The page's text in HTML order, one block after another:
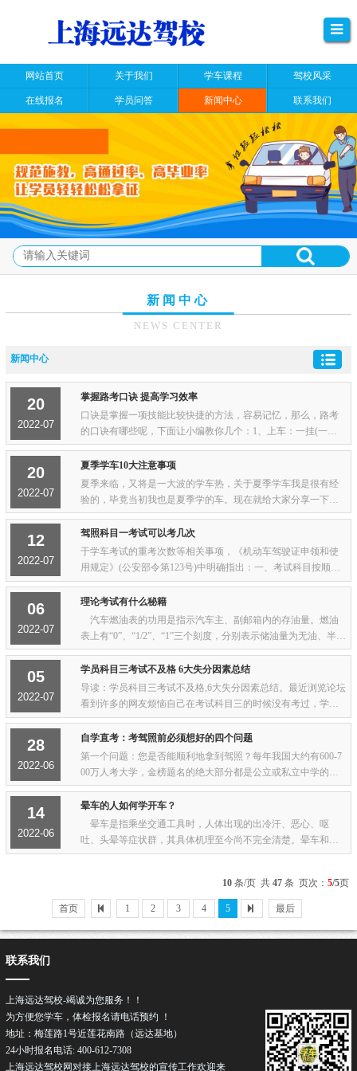
网站首页 关于我们 学车课程 驾校风采
在线报名 学员问答 新闻中心 联系我们
新闻中心
NEWS CENTER
新闻中心
20
2022-07
掌握路考口诀 提高学习效率
口诀是掌握一项技能比较快捷的方法，容易记忆，那么，路考
的口诀有哪些呢，下面让小编教你几个：1、上车：一挂(一档)
二转(向灯)三喇叭，四看(左后视镜)五放(手刹)六行走；2、行
车：一关(转向灯)二看(左右后视镜)；3、...
20
2022-07
夏季学车10大注意事项
夏季来临，又将是一大波的学车热，关于夏季学车我是很有经
验的，毕竟当初我也是夏季学的车。现在就给大家分享一下夏
季学车的注意事项。1、练车过程中如果感觉身体不舒服，千万
不要硬撑，应马上告诉教练，及时到阴凉处...
12
2022-07
驾照科目一考试可以考几次
于学车考试的重考次数等相关事项，《机动车驾驶证申领和使
用规定》(公安部令第123号)中明确指出：一、考试科目按顺
序，考试之前要预约三个科目按顺序分别预约考试，每个科目
预约后可以考试一次、补考一次。不参加补考...
06
2022-07
理论考试有什么秘籍
汽车燃油表的功用是指示汽车主、副邮箱内的存油量。燃油
表上有“0”、“1/2”、“1”三个刻度，分别表示储油量为无油、半箱
油和满箱油。 燃油表是在点火开关接通后才开始工作。有
主、副油箱时，燃油表只能显示一...
05
2022-07
学员科目三考试不及格 6大失分因素总结
导读：学员科目三考试不及格,6大失分因素总结。最近浏览论坛
看到许多的网友烦恼自己在考试科目三的时候没有考过，学员
科目三考试不及格原因有哪些方面呢。今天小编给大家整理了
一下学员科目三考试不及格的失败因素，...
28
2022-06
自学直考：考驾照前必须想好的四个问题
第一个问题：您是否能顺利地拿到驾照？每年我国大约有600-7
00万人考大学，金榜题名的绝大部分都是公立或私立中学的学
生，自学直考上大学的不仅是凤毛麟角，而且他们付出了几倍
于在校生的心血，这告诉了我们一个道理：...
14
2022-06
晕车的人如何学开车？
晕车是指乘坐交通工具时，人体出现的出冷汗、恶心、呕
吐、头晕等症状群，其具体机理至今尚不完全清楚。晕车和人
的体质有关，当前并没有可以长期治疗晕车的手段，但是，短
10 条/页 共47 条 页次：5/5页
首页 1 2 3 4 5 最后
联系我们
上海远达驾校-竭诚为您服务！！
为方便您学车，体检报名请电话预约 ！
地址：梅莲路1号近莲花南路（远达基地）
24小时报名电话: 400-612-7308
上海远达驾校网对接上海远达驾校的宣传工作欢迎来